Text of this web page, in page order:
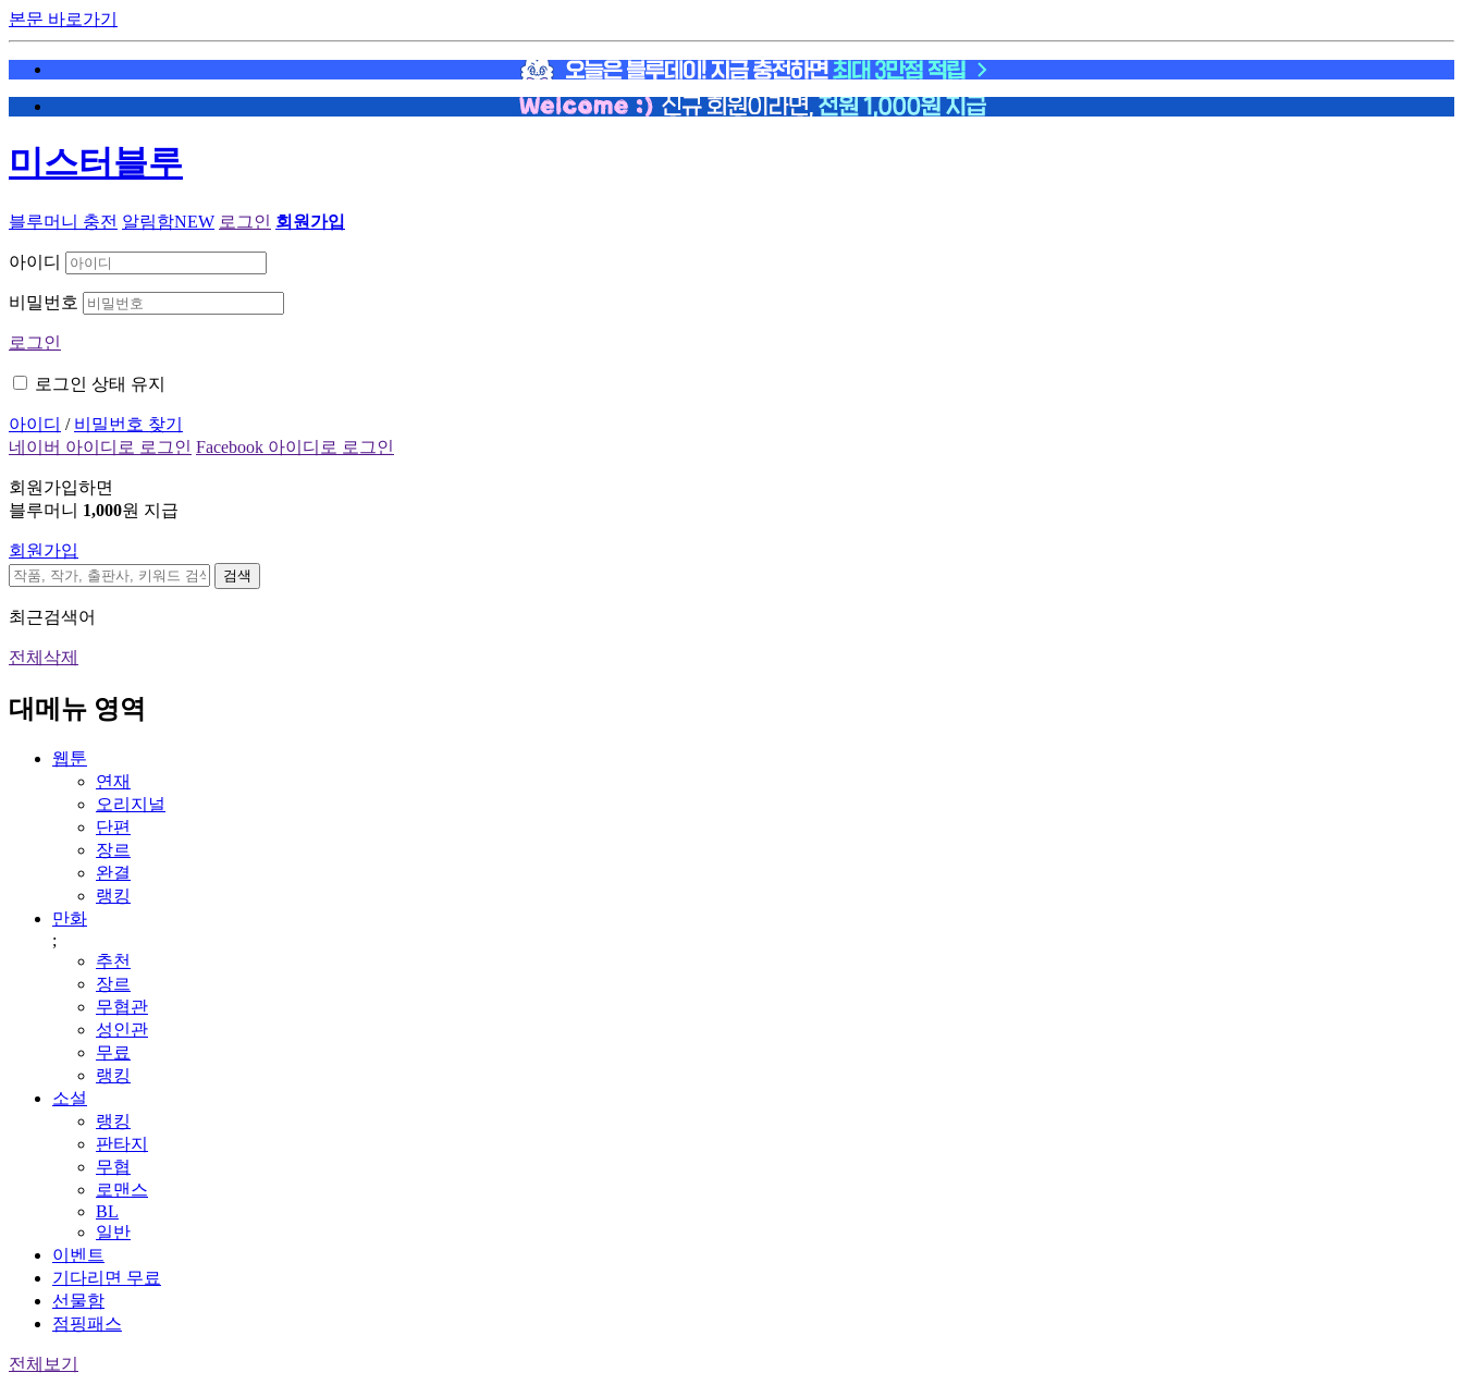
본문 바로가기
미스터블루
블루머니 충전 알림함NEW 로그인 회원가입
아이디
비밀번호
로그인
로그인 상태 유지
아이디 / 비밀번호 찾기
네이버 아이디로 로그인 Facebook 아이디로 로그인
회원가입하면
블루머니 1,000원 지급
회원가입
검색
최근검색어
전체삭제
대메뉴 영역
웹툰
연재
오리지널
단편
장르
완결
랭킹
만화
;
추천
장르
무협관
성인관
무료
랭킹
소설
랭킹
판타지
무협
로맨스
BL
일반
이벤트
기다리면 무료
선물함
점핑패스
전체보기